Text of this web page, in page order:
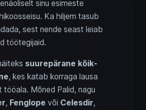
sinu esimeste
Ka hiljem tasub
sest nende seast leiab
töötegijaid.
suurepärane kõik-
, kes katab korraga lausa
tööala. Mõned Palid, nagu
, Fenglope või Celesdir,